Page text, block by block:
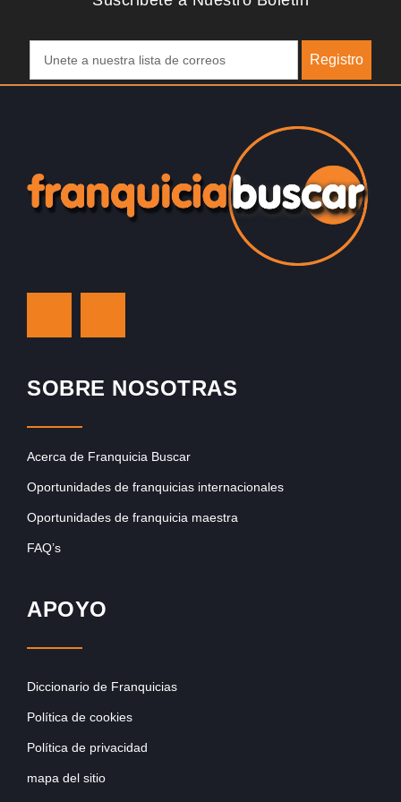
Registro
SOBRE NOSOTRAS
Acerca de Franquicia Buscar
Oportunidades de franquicias internacionales
Oportunidades de franquicia maestra
FAQ’s
APOYO
Diccionario de Franquicias
Política de cookies
Política de privacidad
mapa del sitio